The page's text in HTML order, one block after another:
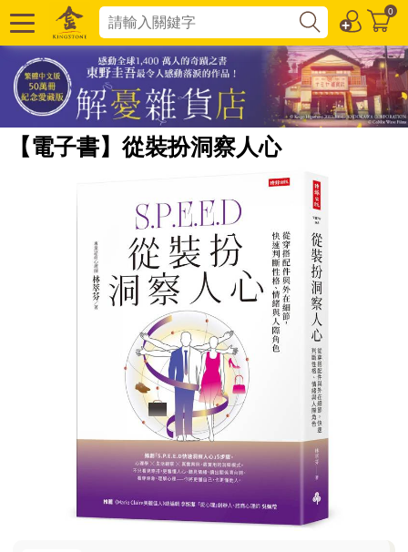
0
【電子書】從裝扮洞察人心